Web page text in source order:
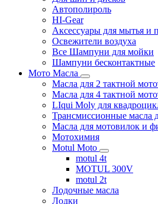
Автополироль
HI-Gear
Аксессуары для мытья и
Освежители воздуха
Все Шампуни для мойки
Шампуни бесконтактные
Мото Масла
Масла для 2 тактной
Масла для 4 тактной
LIqui Moly для
Трансмиссионные масла
Масла для мотовилок и
Мотохимия
Motul Moto
motul 4t
MOTUL 300V
motul 2t
Лодочные масла
Лодки